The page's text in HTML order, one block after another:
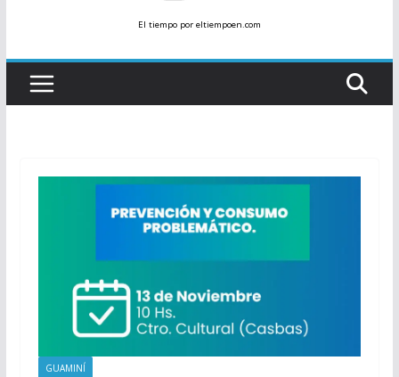
El tiempopor eltiempoen.com
GUAMINÍ